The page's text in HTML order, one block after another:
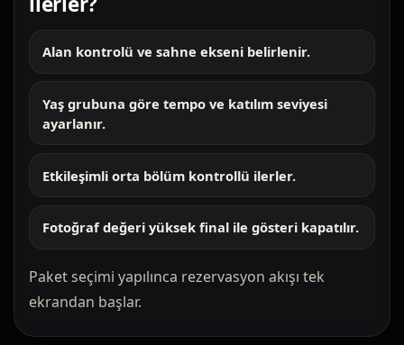
Alan kontrolü ve sahne ekseni belirlenir.
Yaş grubuna göre tempo ve katılım seviyesi
ayarlanır.
Etkileşimli orta bölüm kontrollü ilerler.
Fotoğraf değeri yüksek final ile gösteri kapatılır.
Paket seçimi yapılınca rezervasyon akışı tek
ekrandan başlar.